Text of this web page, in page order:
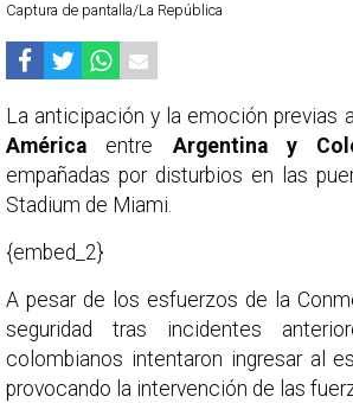
Captura de pantalla/La República
La anticipación y la emoción previas
América entre Argentina y
empañadas por disturbios en las
Stadium de Miami.
{embed_2}
A pesar de los esfuerzos de la
seguridad tras incidentes
colombianos intentaron ingresar al
provocando la intervención de las